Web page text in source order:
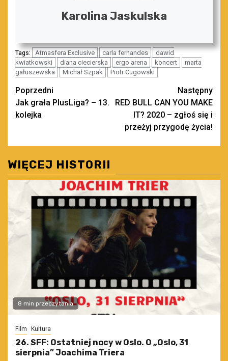
Karolina Jaskulska
Tags: Atmasfera Exclusive carla fernandes
dawid
kwiatkowski
diana ciecierska ergo arena koncert
marta
gałuszewska
Michał Szpak Piotr Cugowski
Zobacz
wpisy
Poprzedni
Jak grała PlusLiga? – 13.
kolejka
Następny
RED BULL CAN YOU MAKE
IT? 2020 – zgłoś się i
przeżyj przygodę życia!
WIĘCEJ HISTORII
8 min przeczytania
Film Kultura
26. SFF: Ostatniej nocy w Oslo. O „Oslo, 31
sierpnia” Joachima Triera